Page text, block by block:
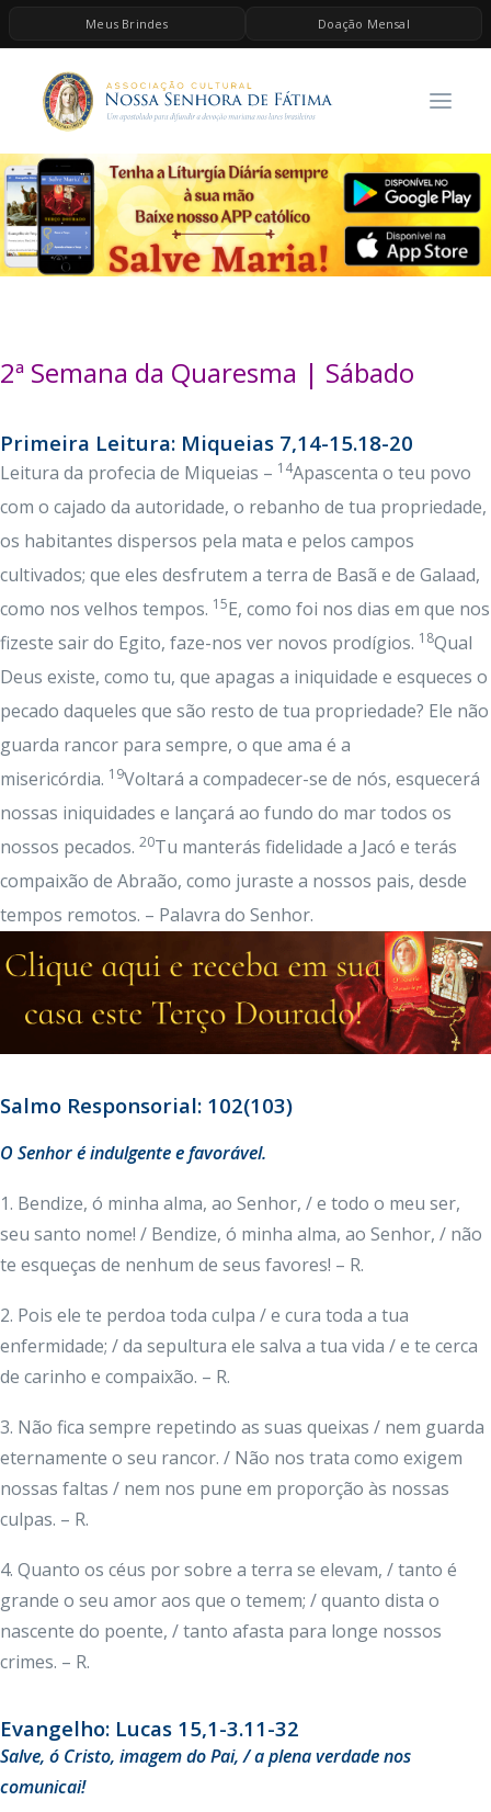
Meus Brindes Doação Mensal
HOME
A ASSOCIAÇÃO
CONTEÚDOS DE MARIA
ESPIRITUALIDADE
AS MELHORES MÚSICAS CATÓLICAS
BRINDES
2ª Semana da Quaresma | Sábado
Primeira Leitura: Miqueias 7,14-15.18-20
Leitura da profecia de Miqueias – 14Apascenta o teu povo
com o cajado da autoridade, o rebanho de tua propriedade,
os habitantes dispersos pela mata e pelos campos
cultivados; que eles desfrutem a terra de Basã e de Galaad,
como nos velhos tempos. 15E, como foi nos dias em que nos
fizeste sair do Egito, faze-nos ver novos prodígios. 18Qual
Deus existe, como tu, que apagas a iniquidade e esqueces o
pecado daqueles que são resto de tua propriedade? Ele não
guarda rancor para sempre, o que ama é a
misericórdia. 19Voltará a compadecer-se de nós, esquecerá
nossas iniquidades e lançará ao fundo do mar todos os
nossos pecados. 20Tu manterás fidelidade a Jacó e terás
compaixão de Abraão, como juraste a nossos pais, desde
tempos remotos. – Palavra do Senhor.
Salmo Responsorial: 102(103)
O Senhor é indulgente e favorável.
1. Bendize, ó minha alma, ao Senhor, / e todo o meu ser,
seu santo nome! / Bendize, ó minha alma, ao Senhor, / não
te esqueças de nenhum de seus favores! – R.
2. Pois ele te perdoa toda culpa / e cura toda a tua
enfermidade; / da sepultura ele salva a tua vida / e te cerca
de carinho e compaixão. – R.
3. Não fica sempre repetindo as suas queixas / nem guarda
eternamente o seu rancor. / Não nos trata como exigem
nossas faltas / nem nos pune em proporção às nossas
culpas. – R.
4. Quanto os céus por sobre a terra se elevam, / tanto é
grande o seu amor aos que o temem; / quanto dista o
nascente do poente, / tanto afasta para longe nossos
crimes. – R.
Evangelho: Lucas 15,1-3.11-32
Salve, ó Cristo, imagem do Pai, / a plena verdade nos
comunicai!